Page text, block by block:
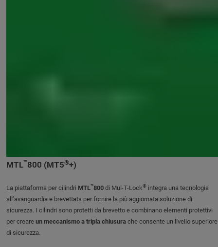
MTL™800 (MT5®+)
La piattaforma per cilindri MTL™800di Mul-T-Lock®integra una tecnologia
all’avanguardia e brevettata per fornire la più aggiornata soluzione di
sicurezza. I cilindri sono protetti da brevetto e combinano elementi protettivi
per creare un meccanismo a tripla chiusurache consente un livello superiore
di sicurezza.